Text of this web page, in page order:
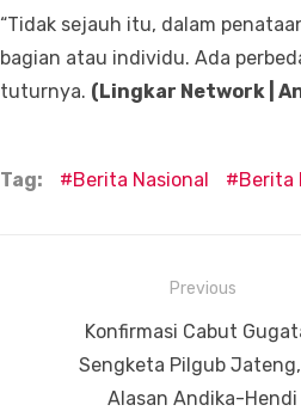
“Tidak sejauh itu, dalam
bagian atau individu. Ada
tuturnya. (Lingkar Network |
Tag: Berita Nasional Berita
Previous
Previous
post:
Konfirmasi Cabut
Sengketa Pilgub
Alasan Andika-Hendi